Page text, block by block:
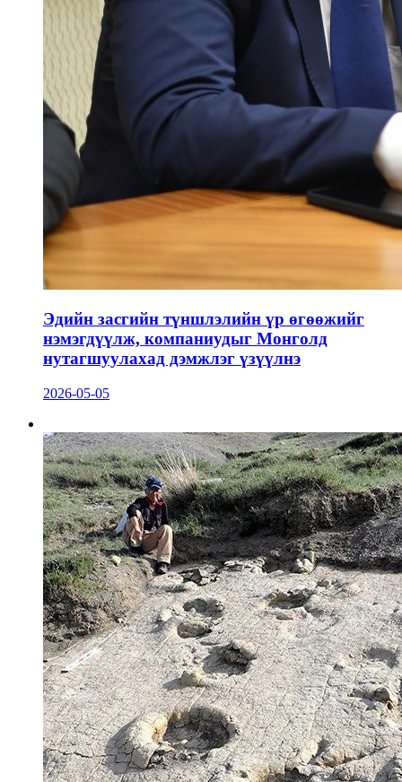
Эдийн засгийн түншлэлийн үр өгөөжийг
нэмэгдүүлж, компаниудыг Монголд
нутагшуулахад дэмжлэг үзүүлнэ
2026-05-05